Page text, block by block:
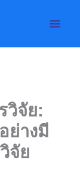
วิจัย:
ย่างมี
จัย